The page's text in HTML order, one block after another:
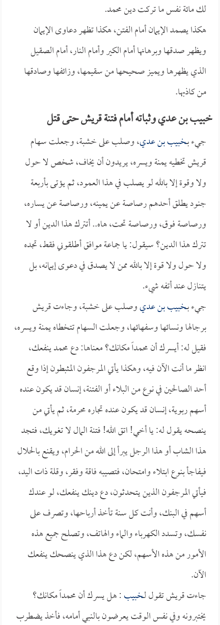
لك مائة نفس ما تركت دين محمد.
هكذا يصمد الإيمان أمام الفتن، هكذا تظهر دعاوى الإيمان
ويظهر صدقها وبرهانها أمام الكير وأمام النار، أمام الصقيل
الذي يظهرها ويميز صحيحها من سقيمها، وزائفها وصادقها
من كاذبها.
خبيب بن عدي وثباته أمام فتنة قريش حتى قتل
جيء بـخبيب بن عدي، وصلب على خشبة، وجعلت سهام
قريش تخطيه يمنة ويسره، يريدون أن يخاف، شخص لا حول
ولا وقوة إلا بالله لو يصلب في هذا العمود، ثم يؤتى بأربعة
جنود يطلق أحدهم رصاصة عن يمينه، ورصاصة عن يساره،
ورصاصة فوق، ورصاصة تحت، هاه.. أتترك هذا الدين أو لا
تترك هذا الدين؟ سيقول: يا جماعة موافق أطلقوني فقط، تجده
ولا حول ولا قوة إلا بالله ممن لا يصدق في دعوى إيمانه، بل
يتنازل عند أتفه شيء.
جيء بـخبيب بن عديوصلب على خشبة، وجاءت قريش
برجالها ونسائها وسفهائها، وجعلت السهام تتخطاه يمنة ويسره،
فقيل له: أيسرك أن محمداً مكانك؟ معناها: دع محمد ينفعك،
انظر ما أنت الآن فيه، وهكذا يأتي المرجفون المثبطون إذا وقع
أحد الصالحين في نوع من البلاء أو الفتنة، إنسان قد يكون عنده
أسهم ربوية، إنسان قد يكون عنده تجاره محرمة، ثم يأتي من
ينصحه يقول له: يا أخي! اتق الله! فتنة المال لا تغويك، فتجد
هذا الشاب أو هذا الرجل يبرأ إلى الله من الحرام، ويقنع بالحلال
فيفاجأ بنوع ابتلاء وامتحان، فتصيبه فاقة وفقر، وقلة ذات اليد،
فيأتي المرجفون الذين يتحدثون، دع دينك ينفعك، لو عندك
أسهم في البنك، وأنت كل سنة تأخذ أرباحها، وتصرف على
نفسك، وتسدد الكهرباء والماء والهاتف، وتصلح جميع هذه
الأمور من هذه الأسهم، لكن دع هذا الذي ينصحك ينفعك
الآن.
جاءت قريش تقول لـخبيب: هل يسرك أن محمداً مكانك؟
يختبرونه وفي نفس الوقت يعرضون بالنبي أمامه، فأخذ يضطرب